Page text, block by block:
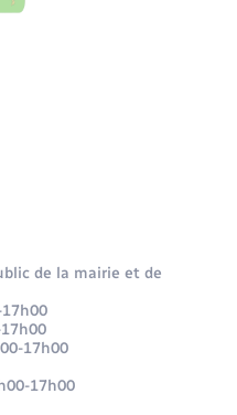
de la mairie et de
17h00
17h00